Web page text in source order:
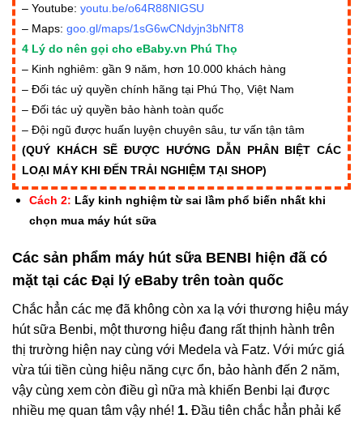
– Youtube: youtu.be/o64R88NIGSU
– Maps: goo.gl/maps/1sG6wCNdyjn3bNfT8
4 Lý do nên gọi cho eBaby.vn Phú Thọ
– Kinh nghiêm: gần 9 năm, hơn 10.000 khách hàng
– Đối tác uỷ quyền chính hãng tại Phú Thọ, Việt Nam
– Đối tác uỷ quyền bảo hành toàn quốc
– Đội ngũ được huấn luyện chuyên sâu, tư vấn tận tâm
(QUÝ KHÁCH SẼ ĐƯỢC HƯỚNG DẪN PHÂN BIỆT CÁC
LOẠI MÁY KHI ĐẾN TRẢI NGHIỆM TẠI SHOP)
Cách 2: Lấy kinh nghiệm từ sai lầm phổ biến nhất khi
chọn mua máy hút sữa
Các sản phẩm máy hút sữa BENBI hiện đã có
mặt tại các Đại lý eBaby trên toàn quốc
Chắc hẳn các mẹ đã không còn xa lạ với thương hiệu máy
hút sữa Benbi, một thương hiệu đang rất thịnh hành trên
thị trường hiện nay cùng với Medela và Fatz. Với mức giá
vừa túi tiền cùng hiệu năng cực ổn, bảo hành đến 2 năm,
vậy cùng xem còn điều gì nữa mà khiến Benbi lại được
nhiều mẹ quan tâm vậy nhé! 1. Đầu tiên chắc hẳn phải kể